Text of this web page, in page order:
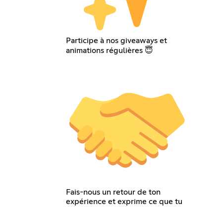
Participe à nos giveaways et
animations régulières 😇
Fais-nous un retour de ton
expérience et exprime ce que tu